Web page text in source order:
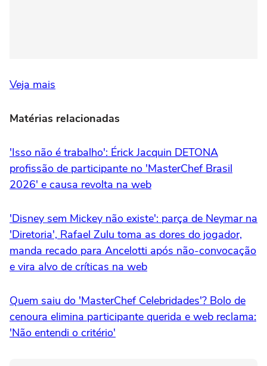
Veja mais
Matérias relacionadas
'Isso não é trabalho': Érick Jacquin DETONA
profissão de participante no 'MasterChef Brasil
2026' e causa revolta na web
'Disney sem Mickey não existe': parça de Neymar na
'Diretoria', Rafael Zulu toma as dores do jogador,
manda recado para Ancelotti após não-convocação
e vira alvo de críticas na web
Quem saiu do 'MasterChef Celebridades'? Bolo de
cenoura elimina participante querida e web reclama:
'Não entendi o critério'